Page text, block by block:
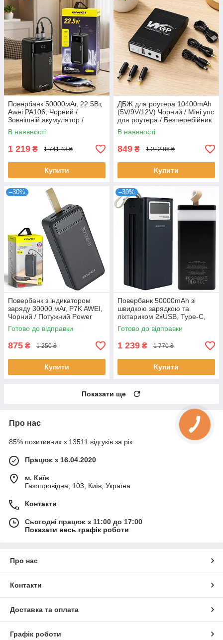
Повербанк 50000мАг, 22.5Вт,
Awei PA106, Чорний /
Зовнішній акумулятор /
Павербанк / PowerBank
В наявності
1 219 ₴ 1 741,43 ₴
Купити
ДБЖ для роутера 10400mAh
(5V/9V/12V) Чорний / Міні упс
для роутера / Безперебійник
на роутер / Повербанк для
роутера
В наявності
849 ₴ 1 212,86 ₴
Купити
–30%
Повербанк з індикатором
заряду 30000 мАг, P7K AWEI,
Чорний / Потужний Power
bank / Портативна зарядка
Готово до відправки
875 ₴ 1 250 ₴
Купити
–30%
Повербанк 50000mAh зі
швидкою зарядкою та
ліхтариком 2xUSB, Type-C,
Borofone BJ14D, Чорний /
Power bank / УМБ
Готово до відправки
1 239 ₴ 1 770 ₴
Купити
Показати ще
Про нас
85% позитивних з 13511 відгуків за рік
Працює з 16.04.2020
м. Київ
Газопровідна, 103, Київ, Україна
Контакти
Сьогодні працює з 11:00 до 17:00
Показати весь графік роботи
Про нас
Контакти
Доставка та оплата
Графік роботи